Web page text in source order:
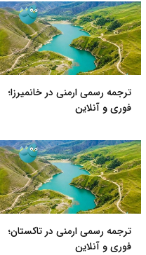
ترجمه رسمی ارمنی در خانمیرزا؛
فوری و آنلاین
ترجمه رسمی ارمنی در تاکستان؛
فوری و آنلاین